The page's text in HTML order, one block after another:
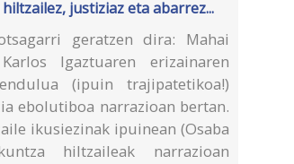
justiziaz eta abarrez...
geratzen dira: Mahai
Igaztuaren erizainaren
(ipuin trajipatetikoa!)
ebolutiboa narrazioan bertan.
ikusiezinak ipuinean (Osaba
hiltzaileak narrazioan